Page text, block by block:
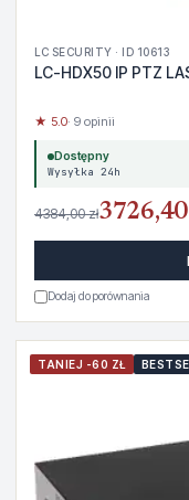
LC SECURITY · ID 10613
LC-HDX50 IP PTZ
★ 5.0· 9 opinii
Dostępny
Wysyłka 24h
4384,00 zł3726,40
Dodaj do porównania
TANIEJ -60 ZŁ